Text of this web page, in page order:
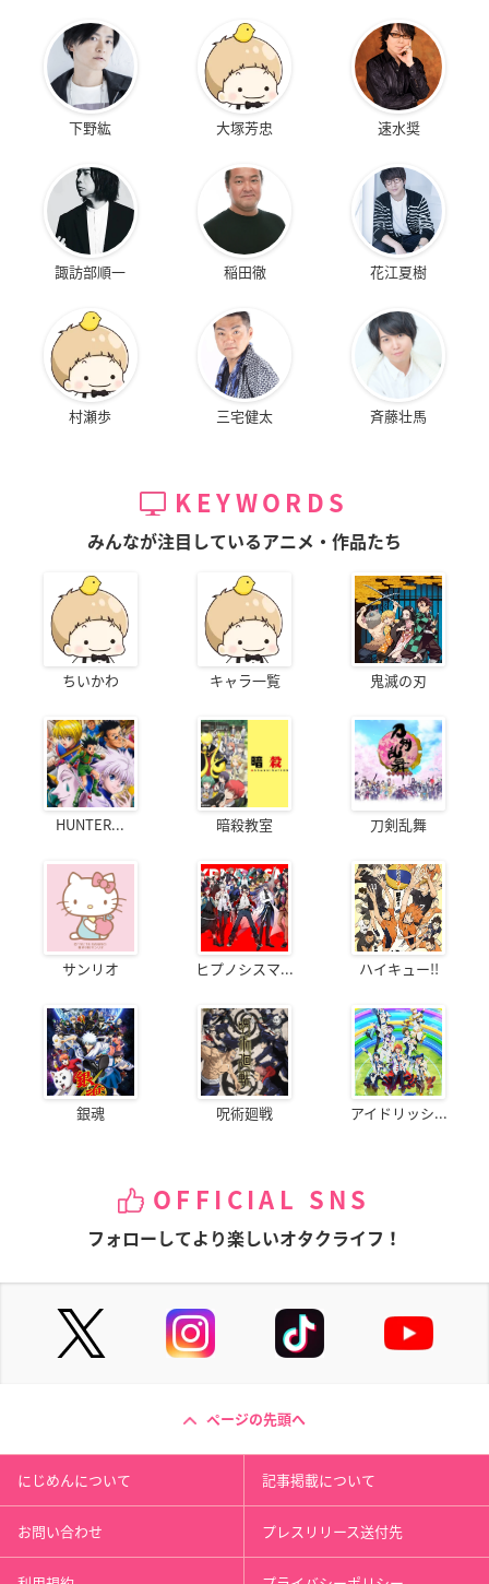
下野紘 大塚芳忠 速水奨
諏訪部順一 稲田徹 花江夏樹
村瀬歩 三宅健太 斉藤壮馬
KEYWORDS
みんなが注目しているアニメ・作品たち
ちいかわ キャラ一覧 鬼滅の刃
HUNTER... 暗殺教室 刀剣乱舞
サンリオ ヒプノシスマ... ハイキュー!!
銀魂 呪術廻戦 アイドリッシ...
OFFICIAL SNS
フォローしてより楽しいオタクライフ！
ページの先頭へ
にじめんについて 記事掲載について
お問い合わせ プレスリリース送付先